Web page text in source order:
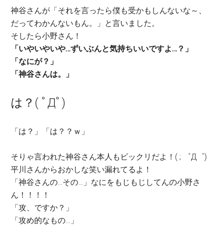
神谷さんが「それを言ったら僕も受かもしんないな～、
だってわかんないもん。」と言いました。
そしたら小野さん！
「いやいやいや…ずいぶんと気持ちいいですよ…？」
「なにが？」
「神谷さんは。」
は？( ﾟДﾟ)
「は？」「は？？ｗ」
そりゃ言われた神谷さん本人もビックリだよ！( ; ゜Д゜)
平川さんからおかしな笑い漏れてるよ！
「神谷さんの…その…」なにをもじもじしてんの小野さ
ん！！！！
「攻、ですか？」
「攻め的なもの…」